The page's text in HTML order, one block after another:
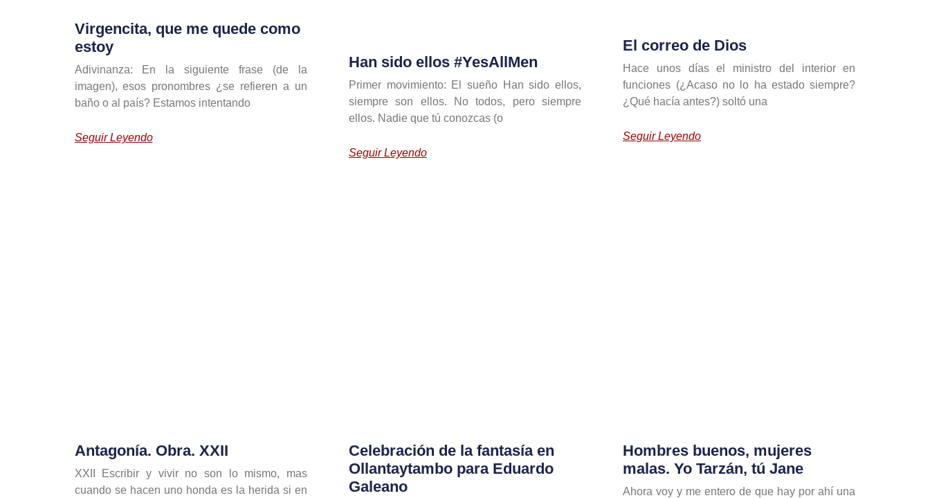
Virgencita, que me quede como
estoy
Adivinanza: En la siguiente frase (de la
imagen), esos pronombres ¿se refieren a un
baño o al país? Estamos intentando
Seguir Leyendo
Han sido ellos #YesAllMen
Primer movimiento: El sueño Han sido ellos,
siempre son ellos. No todos, pero siempre
ellos. Nadie que tú conozcas (o
Seguir Leyendo
El correo de Dios
Hace unos días el ministro del interior en
funciones (¿Acaso no lo ha estado siempre?
¿Qué hacía antes?) soltó una
Seguir Leyendo
Antagonía. Obra. XXII
XXII Escribir y vivir no son lo mismo, mas
cuando se hacen uno honda es la herida si en
Celebración de la fantasía en
Ollantaytambo para Eduardo
Galeano
Hombres buenos, mujeres
malas. Yo Tarzán, tú Jane
Ahora voy y me entero de que hay por ahí una